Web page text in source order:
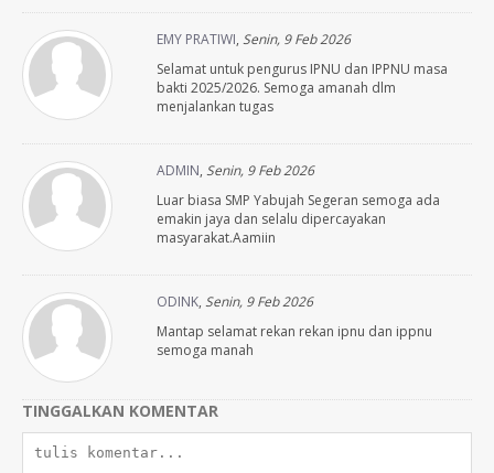
EMY PRATIWI, Senin, 9 Feb 2026
Selamat untuk pengurus IPNU dan IPPNU masa
bakti 2025/2026. Semoga amanah dlm
menjalankan tugas
ADMIN, Senin, 9 Feb 2026
Luar biasa SMP Yabujah Segeran semoga ada
emakin jaya dan selalu dipercayakan
masyarakat.Aamiin
ODINK, Senin, 9 Feb 2026
Mantap selamat rekan rekan ipnu dan ippnu
semoga manah
TINGGALKAN KOMENTAR